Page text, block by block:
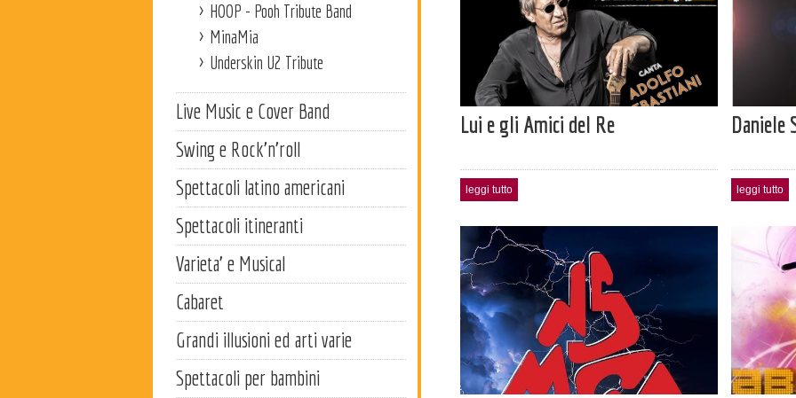
HOOP - Pooh Tribute Band
MinaMia
Underskin U2 Tribute
Live Music e Cover Band
Swing e Rock'n'roll
Spettacoli latino americani
Spettacoli itineranti
Varieta' e Musical
Cabaret
Grandi illusioni ed arti varie
Spettacoli per bambini
Lui e gli Amici del Re
leggi tutto
Daniele
leggi tutto